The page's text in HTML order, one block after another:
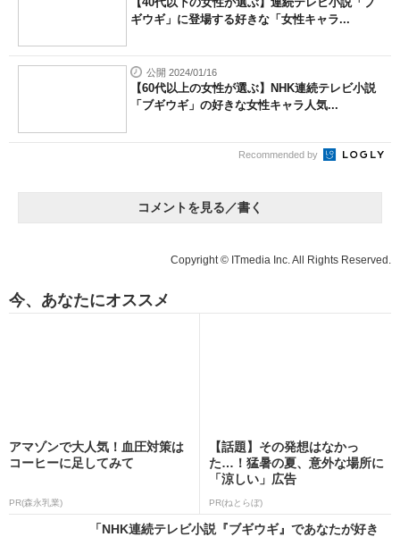
ギウギ」に登場する好きな「女性キャラ...
公開 2024/01/16
【60代以上の女性が選ぶ】NHK連続テレビ小説
「ブギウギ」の好きな女性キャラ人気...
Recommended by
コメントを見る／書く
Copyright © ITmedia Inc. All Rights Reserved.
今、あなたにオススメ
アマゾンで大人気！血圧対策は
コーヒーに足してみて
PR(森永乳業)
【話題】その発想はなかっ
た…！猛暑の夏、意外な場所に
「涼しい」広告
PR(ねとらぼ)
「NHK連続テレビ小説『ブギウギ』であなたが好き